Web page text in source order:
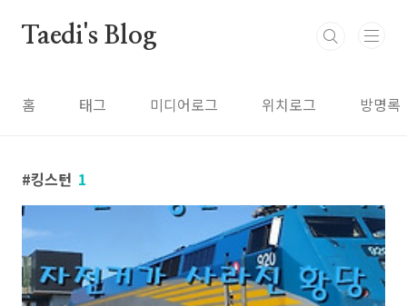
Taedi's Blog
홈 태그 미디어로그 위치로그 방명록
킹스턴 1